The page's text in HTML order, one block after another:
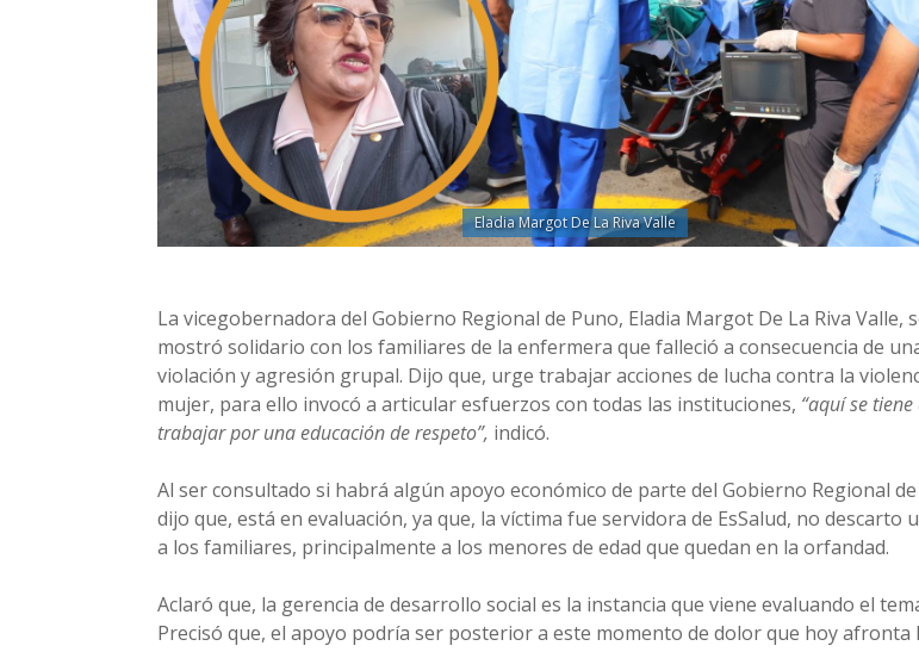
Eladia Margot De La Riva Valle
La vicegobernadora del Gobierno Regional de Puno, Eladia Margot De La Riva Valle,
mostró solidario con los familiares de la enfermera que falleció a consecuencia de
violación y agresión grupal. Dijo que, urge trabajar acciones de lucha contra la
mujer, para ello invocó a articular esfuerzos con todas las instituciones, “aquí se tiene
trabajar por una educación de respeto”, indicó.
Al ser consultado si habrá algún apoyo económico de parte del Gobierno Regional
dijo que, está en evaluación, ya que, la víctima fue servidora de EsSalud, no descarto
a los familiares, principalmente a los menores de edad que quedan en la orfandad.
Aclaró que, la gerencia de desarrollo social es la instancia que viene evaluando el
Precisó que, el apoyo podría ser posterior a este momento de dolor que hoy afronta